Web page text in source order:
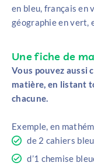
en bleu, français en
géographie en vert,
Une fiche de
Vous pouvez aussi
matière, en listant
chacune.
Exemple, en
de 2 cahiers
d’1 chemise